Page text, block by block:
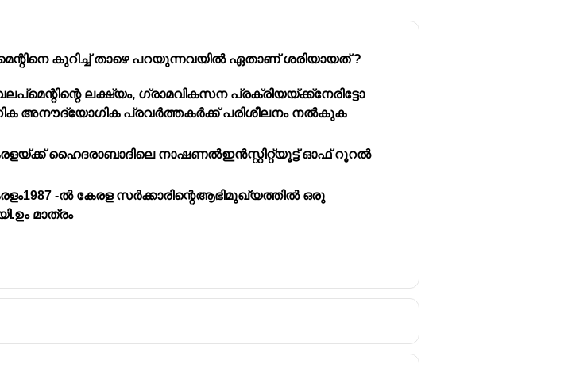
പീച്ചിയാണ്.
ഗവേഷണങ്ങൾക്ക് ഈ സ്ഥാപനം നേതൃത്വം നൽകുന്നു.
കുറിച്ച് താഴെ പറയുന്നവയിൽ ഏതാണ് ശരിയായത് ?
ലക്ഷ്യം, ഗ്രാമവികസന പ്രക്രിയയ്ക്ക്നേരിട്ടോ
അനൗദ്യോഗിക പ്രവർത്തകർക്ക് പരിശീലനം നൽകുക
ഹൈദരാബാദിലെ നാഷണൽഇൻസ്റ്റിറ്റ്യൂട്ട് ഓഫ് റൂറൽ
-ൽ കേരള സർക്കാരിന്റെആഭിമുഖ്യത്തിൽ ഒരു
മാത്രം